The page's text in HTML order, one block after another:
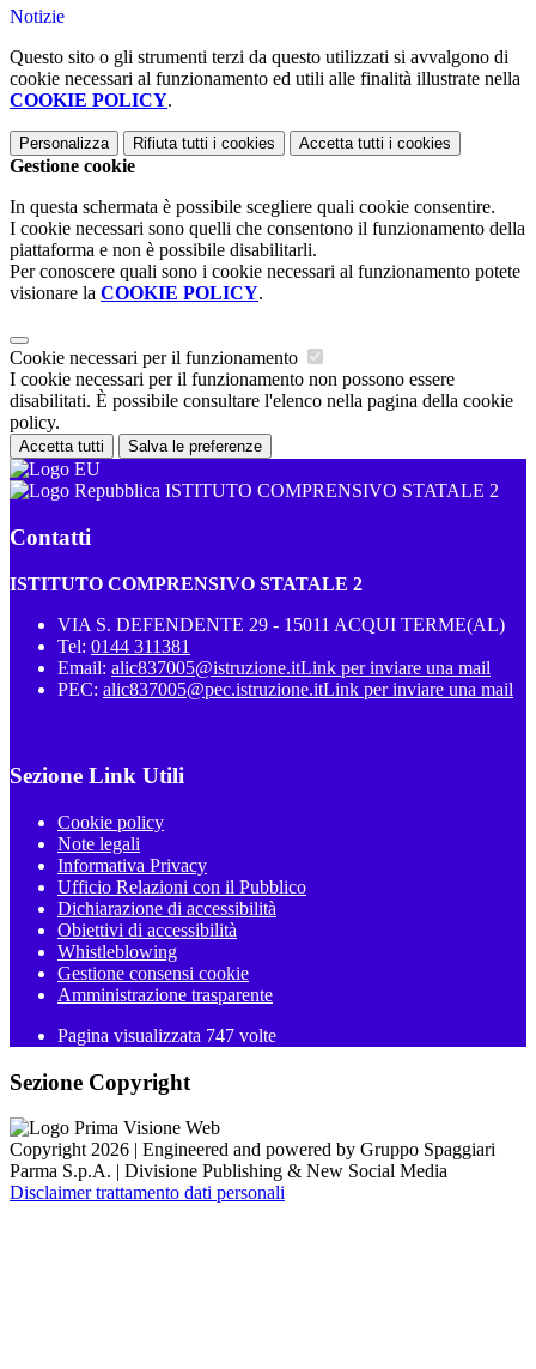
Notizie
Questo sito o gli strumenti terzi da questo utilizzati si avvalgono di
cookie necessari al funzionamento ed utili alle finalità illustrate nella
COOKIE POLICY.
Personalizza Rifiuta tutti i cookies Accetta tutti i cookies
Gestione cookie
In questa schermata è possibile scegliere quali cookie consentire.
I cookie necessari sono quelli che consentono il funzionamento della
piattaforma e non è possibile disabilitarli.
Per conoscere quali sono i cookie necessari al funzionamento potete
visionare la COOKIE POLICY.
Cookie necessari per il funzionamento
I cookie necessari per il funzionamento non possono essere
disabilitati. È possibile consultare l'elenco nella pagina della cookie
policy.
Accetta tutti Salva le preferenze
ISTITUTO COMPRENSIVO STATALE 2
Contatti
ISTITUTO COMPRENSIVO STATALE 2
VIA S. DEFENDENTE 29 - 15011 ACQUI TERME(AL)
Tel: 0144 311381
Email: alic837005@istruzione.itLink per inviare una mail
PEC: alic837005@pec.istruzione.itLink per inviare una mail
Sezione Link Utili
Cookie policy
Note legali
Informativa Privacy
Ufficio Relazioni con il Pubblico
Dichiarazione di accessibilità
Obiettivi di accessibilità
Whistleblowing
Gestione consensi cookie
Amministrazione trasparente
Pagina visualizzata 747 volte
Sezione Copyright
Copyright 2026 | Engineered and powered by Gruppo Spaggiari
Parma S.p.A. | Divisione Publishing & New Social Media
Disclaimer trattamento dati personali